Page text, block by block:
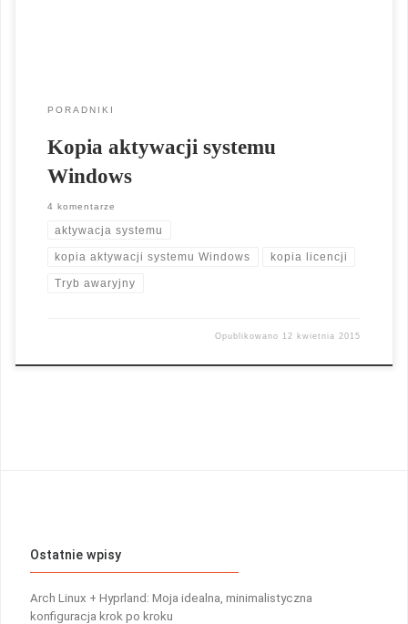
PORADNIKI
Kopia aktywacji systemu
Windows
4 komentarze
aktywacja systemu
kopia aktywacji systemu Windows kopia licencji
Tryb awaryjny
Opublikowano 12 kwietnia 2015
Ostatnie wpisy
Arch Linux + Hyprland: Moja idealna, minimalistyczna
konfiguracja krok po kroku